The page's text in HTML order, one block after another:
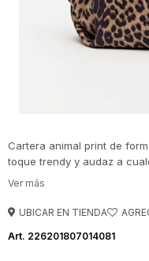
Cartera animal print de
toque trendy y audaz a
combina practicidad con
detalles metálicos aportan
UBICAR EN TIENDA
226201807014081